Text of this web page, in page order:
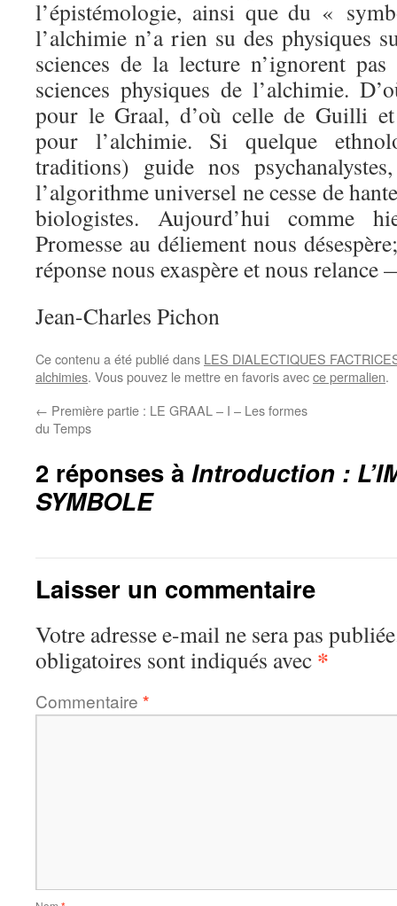
l’épistémologie, ainsi que du «
l’alchimie n’a rien su des physiques
sciences de la lecture n’ignorent
sciences physiques de l’alchimie.
pour le Graal, d’où celle de Guilli et
pour l’alchimie. Si quelque
traditions) guide nos
l’algorithme universel ne cesse de
biologistes. Aujourd’hui comme
Promesse au déliement nous
réponse nous exaspère et nous
Jean-Charles Pichon
Ce contenu a été publié dans LES DIALECTIQUES
alchimies. Vous pouvez le mettre en favoris avecce permalien.
← Première partie : LE GRAAL – I – Les formes
du Temps
2 réponses à Introduction :
SYMBOLE
Laisser un commentaire
Votre adresse e-mail ne sera pas
obligatoires sont indiqués avec *
Commentaire *